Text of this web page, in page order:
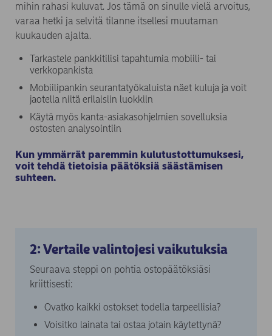
mihin rahasi kuluvat. Jos tämä on sinulle vielä arvoitus,
varaa hetki ja selvitä tilanne itsellesi muutaman
kuukauden ajalta.
Tarkastele pankkitilisi tapahtumia mobiili- tai
verkkopankista
Mobiilipankin seurantatyökaluista näet kuluja ja voit
jaotella niitä erilaisiin luokkiin
Käytä myös kanta-asiakasohjelmien sovelluksia
ostosten analysointiin
Kun ymmärrät paremmin kulutustottumuksesi,
voit tehdä tietoisia päätöksiä säästämisen
suhteen.
2: Vertaile valintojesi vaikutuksia
Seuraava steppi on pohtia ostopäätöksiäsi
kriittisesti:
Ovatko kaikki ostokset todella tarpeellisia?
Voisitko lainata tai ostaa jotain käytettynä?